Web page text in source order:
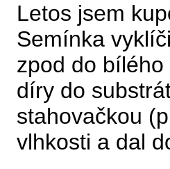
Letos jsem
Semínka
zpod do
díry do
stahovačkou
vlhkosti a dal